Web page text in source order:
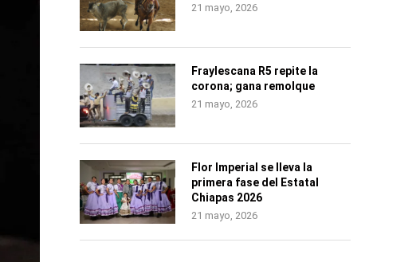
21 mayo, 2026
Fraylescana R5 repite la
corona; gana remolque
21 mayo, 2026
Flor Imperial se lleva la
primera fase del Estatal
Chiapas 2026
21 mayo, 2026